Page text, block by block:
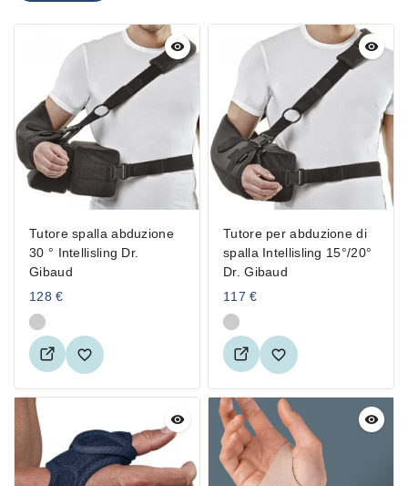
Tutore spalla abduzione
30 ° Intellisling Dr.
Gibaud
128€
Tutore per abduzione di
spalla Intellisling 15°/20°
Dr. Gibaud
117€